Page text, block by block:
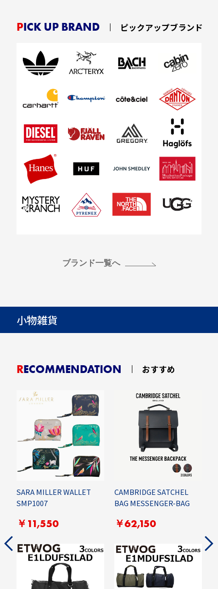
PICK UP BRAND ピックアップブランド
ブランド一覧へ
小物雑貨
RECOMMENDATION おすすめ
SARA MILLER WALLET
SMP1007
￥11,550
CAMBRIDGE SATCHEL
BAG MESSENGER-BAG
￥62,150